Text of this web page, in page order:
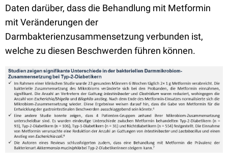
Daten darüber, dass die Behandlung mit Metformin
mit Veränderungen der
Darmbakterienzusammensetzung verbunden ist,
welche zu diesen Beschwerden führen können.